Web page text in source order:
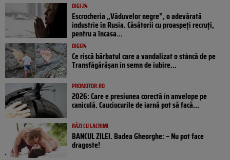
DIGI 24
Escrocheria „Văduvelor negre”, o adevărată
industrie în Rusia. Căsătorii cu proaspeți recruți,
pentru a încasa...
DIGI24
Ce riscă bărbatul care a vandalizat o stâncă de pe
Transfăgărășan în semn de iubire...
PROMOTOR.RO
2026: Care e presiunea corectă în anvelope pe
caniculă. Cauciucurile de iarnă pot să facă...
RÂZI CU LACRIMI
BANCUL ZILEI. Badea Gheorghe: – Nu pot face
dragoste!